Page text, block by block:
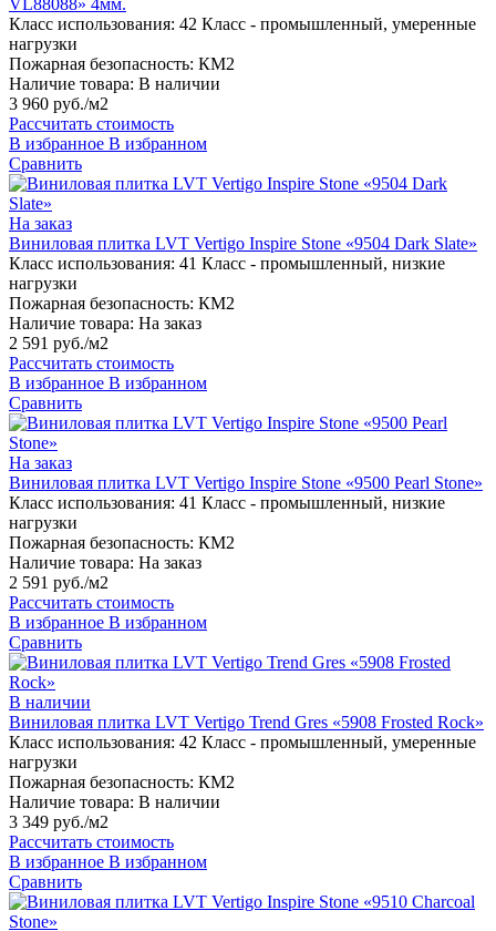
VL88088» 4мм.
Класс использования: 42 Класс - промышленный, умеренные
нагрузки
Пожарная безопасность: КМ2
Наличие товара: В наличии
3 960 руб./м2
Рассчитать стоимость
В избранное В избранном
Сравнить
На заказ
Виниловая плитка LVT Vertigo Inspire Stone «9504 Dark Slate»
Класс использования: 41 Класс - промышленный, низкие
нагрузки
Пожарная безопасность: КМ2
Наличие товара: На заказ
2 591 руб./м2
Рассчитать стоимость
В избранное В избранном
Сравнить
На заказ
Виниловая плитка LVT Vertigo Inspire Stone «9500 Pearl Stone»
Класс использования: 41 Класс - промышленный, низкие
нагрузки
Пожарная безопасность: КМ2
Наличие товара: На заказ
2 591 руб./м2
Рассчитать стоимость
В избранное В избранном
Сравнить
В наличии
Виниловая плитка LVT Vertigo Trend Gres «5908 Frosted Rock»
Класс использования: 42 Класс - промышленный, умеренные
нагрузки
Пожарная безопасность: КМ2
Наличие товара: В наличии
3 349 руб./м2
Рассчитать стоимость
В избранное В избранном
Сравнить